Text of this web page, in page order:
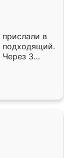
прислали в
подходящий.
Через 3